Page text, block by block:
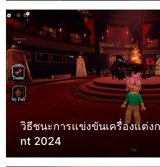
วิธีชนะการแข่งขันเครื่องแต่ง
nt 2024